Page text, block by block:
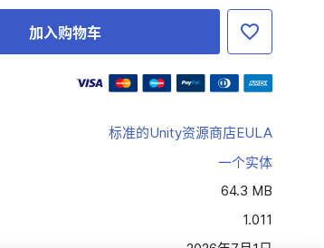
加入购物车
标准的Unity资源商店EULA
一个实体
64.3 MB
1.011